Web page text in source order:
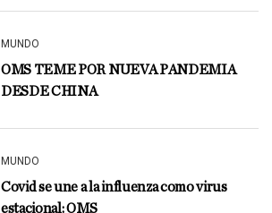
MUNDO
OMS TEME POR NUEVA PANDEMIA
DESDE CHINA
MUNDO
Covid se une a la influenza como virus
estacional: OMS